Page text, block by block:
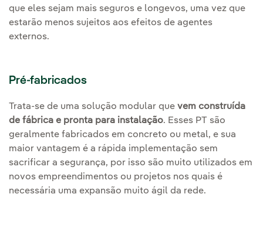
que eles sejam mais seguros e longevos, uma vez que
estarão menos sujeitos aos efeitos de agentes
externos.
Pré-fabricados
Trata-se de uma solução modular que vem construída
de fábrica e pronta para instalação. Esses PT são
geralmente fabricados em concreto ou metal, e sua
maior vantagem é a rápida implementação sem
sacrificar a segurança, por isso são muito utilizados em
novos empreendimentos ou projetos nos quais é
necessária uma expansão muito ágil da rede.